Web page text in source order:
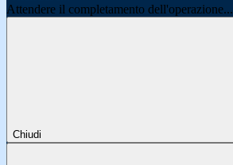
Attendere il completamento dell'operazione...
Chiudi